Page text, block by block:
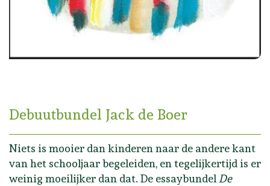
Debuutbundel Jack de Boer
Niets is mooier dan kinderen naar de andere kant
van het schooljaar begeleiden, en tegelijkertijd is er
weinig moeilijker dan dat. De essaybundel De